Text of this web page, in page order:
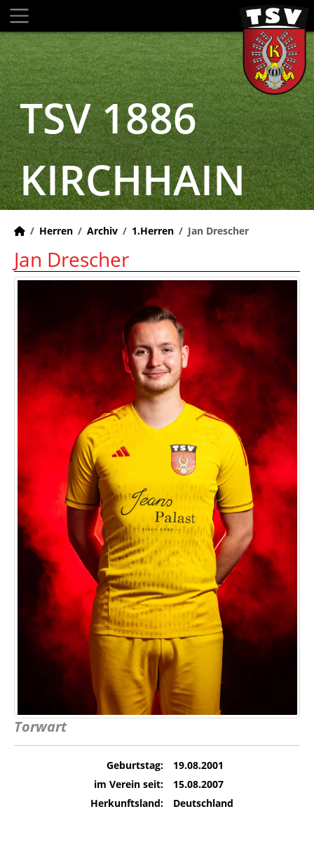
TSV 1886
KIRCHHAIN
Herren Archiv 1.Herren Jan Drescher
Jan Drescher
Torwart
Geburtstag:
19.08.2001
im Verein seit:
15.08.2007
Herkunftsland:
Deutschland